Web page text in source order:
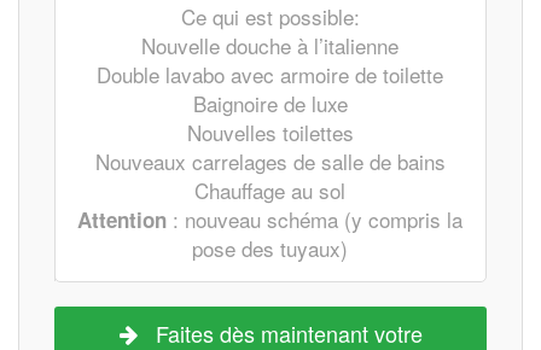
Ce qui est possible:
Nouvelle douche à l’italienne
Double lavabo avec armoire de toilette
Baignoire de luxe
Nouvelles toilettes
Nouveaux carrelages de salle de bains
Chauffage au sol
Attention : nouveau schéma (y compris la
pose des tuyaux)
Faites dès maintenant votre